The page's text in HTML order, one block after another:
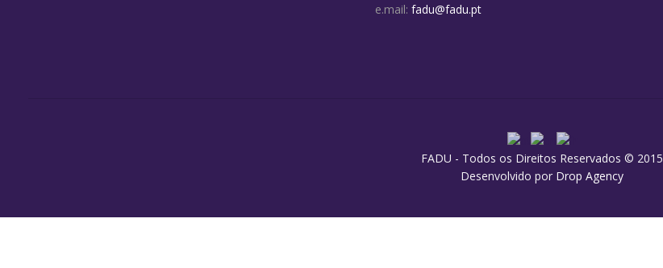
e.mail: fadu@fadu.pt
FADU - Todos os Direitos Reservados © 2015
Desenvolvido por Drop Agency